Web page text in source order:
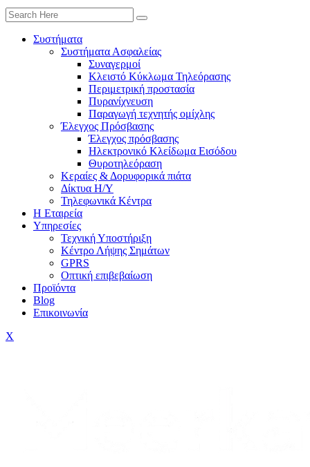
Συστήματα
Συστήματα Ασφαλείας
Συναγερμοί
Κλειστό Κύκλωμα Τηλεόρασης
Περιμετρική προστασία
Πυρανίχνευση
Παραγωγή τεχνητής ομίχλης
Έλεγχος Πρόσβασης
Έλεγχος πρόσβασης
Ηλεκτρονικό Κλείδωμα Εισόδου
Θυροτηλεόραση
Κεραίες & Δορυφορικά πιάτα
Δίκτυα Η/Υ
Τηλεφωνικά Κέντρα
Η Εταιρεία
Υπηρεσίες
Τεχνική Υποστήριξη
Κέντρο Λήψης Σημάτων
GPRS
Οπτική επιβεβαίωση
Προϊόντα
Blog
Επικοινωνία
X